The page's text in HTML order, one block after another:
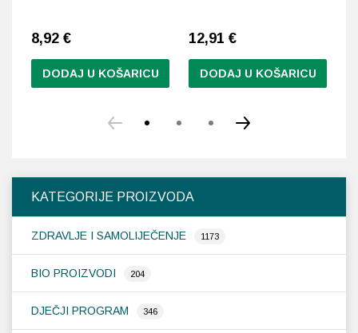
KATEGORIJE PROIZVODA
ZDRAVLJE I SAMOLIJEČENJE 1173
BIO PROIZVODI 204
DJEČJI PROGRAM 346
8,92 €
DODAJ U KOŠARICU
12,91 €
DODAJ U KOŠARICU